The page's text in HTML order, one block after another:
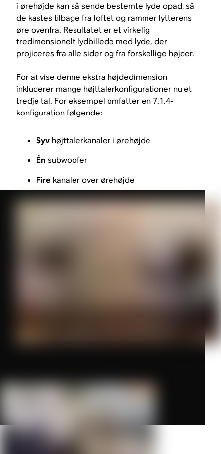
i ørehøjde kan så sende bestemte lyde opad, så
de kastes tilbage fra loftet og rammer lytterens
øre ovenfra. Resultatet er et virkelig
tredimensionelt lydbillede med lyde, der
projiceres fra alle sider og fra forskellige højder.
For at vise denne ekstra højdedimension
inkluderer mange højttalerkonfigurationer nu et
tredje tal. For eksempel omfatter en 7.1.4-
konfiguration følgende:
Syv højttalerkanaler i ørehøjde
Én subwoofer
Fire kanaler over ørehøjde